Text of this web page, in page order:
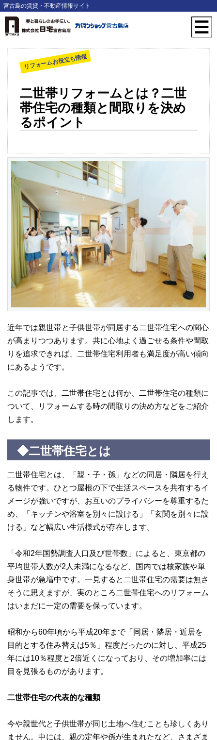
宮古島の賃貸・不動産情報サイト
リフォームお役立ち情報
二世帯リフォームとは？二世
帯住宅の種類と間取りを決め
るポイント
近年では親世帯と子供世帯が同居する二世帯住宅への関心
が高まりつつあります。共に心地よく過ごせる条件や間取
りを追求できれば、二世帯住宅利用者も満足度が高い傾向
にあるようです。
この記事では、二世帯住宅とは何か、二世帯住宅の種類に
ついて、リフォームする時の間取りの決め方などをご紹介
します。
◆二世帯住宅とは
二世帯住宅とは、「親・子・孫」などの同居・隣居を行え
る物件です。ひとつ屋根の下で生活スペースを共有するイ
メージが強いですが、お互いのプライバシーを尊重するた
め、「キッチンや浴室を別々に設ける」「玄関を別々に設
ける」など幅広い生活様式が存在します。
「令和2年国勢調査人口及び世帯数」によると、東京都の
平均世帯人数が2人未満になるなど、国内では核家族や単
身世帯が急増中です。一見すると二世帯住宅の需要は無さ
そうに思えますが、実のところ二世帯住宅へのリフォーム
はいまだに一定の需要を保っています。
昭和から60年頃から平成20年まで「同居・隣居・近居を
目的とする住み替えは5％」程度だったのに対し、平成25
年には10％程度と2倍近くになっており、その増加率には
目を見張るものがあります。
二世帯住宅の代表的な種類
今や親世代と子供世帯が同じ土地へ住むことも珍しくあり
ません。中には、親の定年や孫が生まれたなど、さまざま